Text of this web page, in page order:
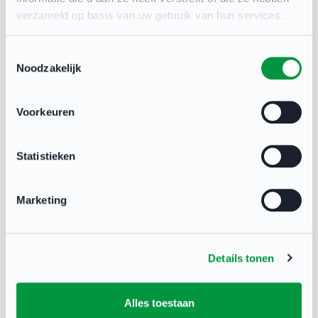
verzameld op basis van uw gebruik van hun services.
Noodzakelijk
Voorkeuren
Statistieken
Marketing
Details tonen
Alles toestaan
Meer dan 100 golfclubs doen mee
aan grootste marketingcampagne
ooit in het Nederlandse golf
club-campagne van de Nederlandse Golffederatie. Deze